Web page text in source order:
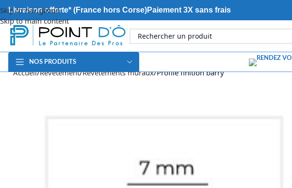
Skip to navigation
Skip to main content
Livraison offerte* (France hors Corse)Paiement 3X sans frais
NOS PRODUITS
Accueil Revêtement Revêtements muraux Profilé finition barry